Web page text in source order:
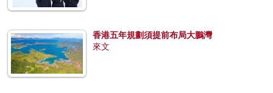
香港五年規劃須提前布局大鵬灣
來文